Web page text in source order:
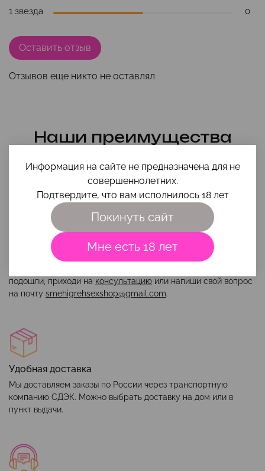
Отзывов еще никто не оставлял
1 звезда 0
Оставить отзыв
Наши преимущества
Помощь в выборе
подошли, приходи на консультацию или напиши свой вопрос
на почту smehigrehsexshop@gmail.com.
Удобная доставка
Мы доставляем заказы по России через транспортную
компанию СДЭК. Можно выбрать доставку на дом или в
пункт выдачи.
Информация на сайте не предназначена для не
совершеннолетних.
Подтвердите, что вам исполнилось 18 лет
Покинуть сайт
Мне есть 18 лет